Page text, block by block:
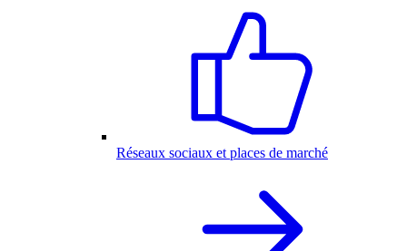
Réseaux sociaux et places de marché